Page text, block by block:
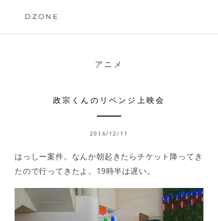
DZONE
アニメ
政宗くんのリベンジ上映会
2016/12/11
はっしー案件。なんか朝起きたらチケット降ってき
たので行ってきたよ。19時半は遅い。